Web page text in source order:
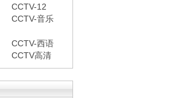
CCTV-12
CCTV-音乐
CCTV-西语
CCTV高清